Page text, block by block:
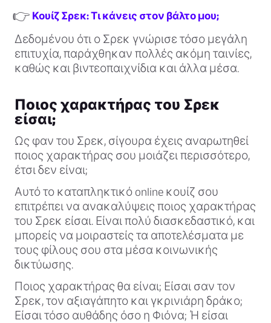
👉 Κουίζ Σρεκ: Τι κάνεις στον βάλτο μου;
Δεδομένου ότι ο Σρεκ γνώρισε τόσο μεγάλη
επιτυχία, παράχθηκαν πολλές ακόμη ταινίες,
καθώς και βιντεοπαιχνίδια και άλλα μέσα.
Ποιος χαρακτήρας του Σρεκ
είσαι;
Ως φαν του Σρεκ, σίγουρα έχεις αναρωτηθεί
ποιος χαρακτήρας σου μοιάζει περισσότερο,
έτσι δεν είναι;
Αυτό το καταπληκτικό online κουίζ σου
επιτρέπει να ανακαλύψεις ποιος χαρακτήρας
του Σρεκ είσαι. Είναι πολύ διασκεδαστικό, και
μπορείς να μοιραστείς τα αποτελέσματα με
τους φίλους σου στα μέσα κοινωνικής
δικτύωσης.
Ποιος χαρακτήρας θα είναι; Είσαι σαν τον
Σρεκ, τον αξιαγάπητο και γκρινιάρη δράκο;
Είσαι τόσο αυθάδης όσο η Φιόνα; Ή είσαι